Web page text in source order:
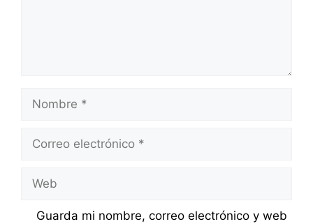
Nombre
Correo
Web
Guarda mi nombre, correo electrónico y web